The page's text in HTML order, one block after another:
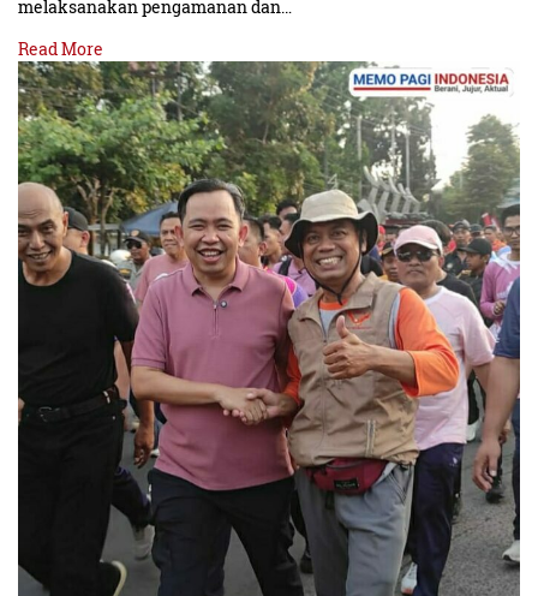
melaksanakan pengamanan dan…
Read More